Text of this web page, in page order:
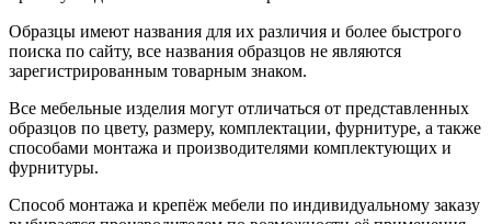
Образцы имеют названия для их различия и более быстрого
поиска по сайту, все названия образцов не являются
зарегистрированным товарным знаком.
Все мебельные изделия могут отличаться от представленных
образцов по цвету, размеру, комплектации, фурнитуре, а также
способами монтажа и производителями комплектующих и
фурнитуры.
Способ монтажа и крепёж мебели по индивидуальному заказу